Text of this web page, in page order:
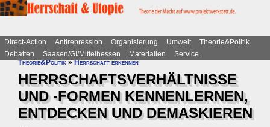
Direct-Action Antirepression Organisierung Umwelt
Theorie&Politik
Debatten
Saasen/GI/Mittelhessen Materialien
Service
Theorie&Politik»Herrschaft erkennen
HERRSCHAFTSVERHÄLTNISSE
UND -FORMEN KENNENLERNEN,
ENTDECKEN UND DEMASKIEREN